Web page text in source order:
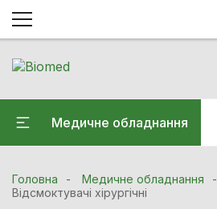
Медичне обладнання
Головна Медичне обладнання
Відсмоктувачі хірургічні